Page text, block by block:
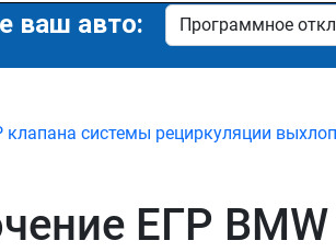
ваш авто:
системы рециркуляции
ЕГР